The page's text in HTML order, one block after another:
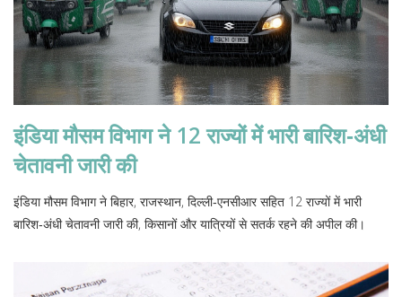
इंडिया मौसम विभाग ने 12 राज्यों में भारी बारिश‑अंधी
चेतावनी जारी की
इंडिया मौसम विभाग ने बिहार, राजस्थान, दिल्ली‑एनसीआर सहित 12 राज्यों में भारी
बारिश‑अंधी चेतावनी जारी की, किसानों और यात्रियों से सतर्क रहने की अपील की।